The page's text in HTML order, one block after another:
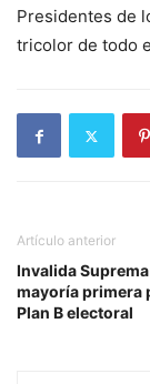
Presidentes de
tricolor de todo
Artículo anterior
Invalida
mayoría primera
Plan B electoral